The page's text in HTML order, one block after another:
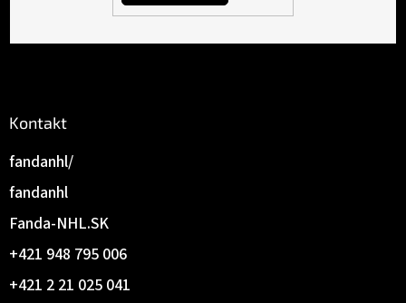
Kontakt
+421 2 21 025 041
+421 948 795 006
Fanda-NHL.SK
fandanhl
fandanhl/